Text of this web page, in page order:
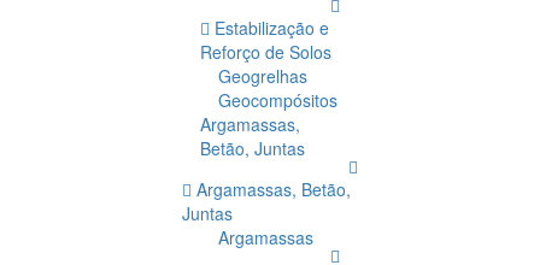
Estabilização e
Reforço de Solos
Geogrelhas
Geocompósitos
Argamassas,
Betão, Juntas
Argamassas, Betão,
Juntas
Argamassas